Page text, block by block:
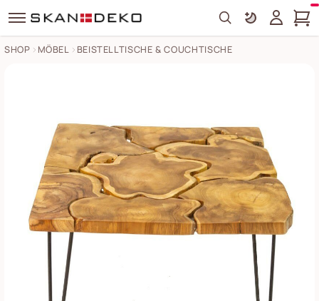
Search
SHOP MÖBEL BEISTELLTISCHE & COUCHTISCHE